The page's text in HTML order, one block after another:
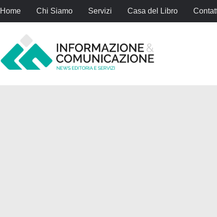
Home Chi Siamo Servizi Casa del Libro